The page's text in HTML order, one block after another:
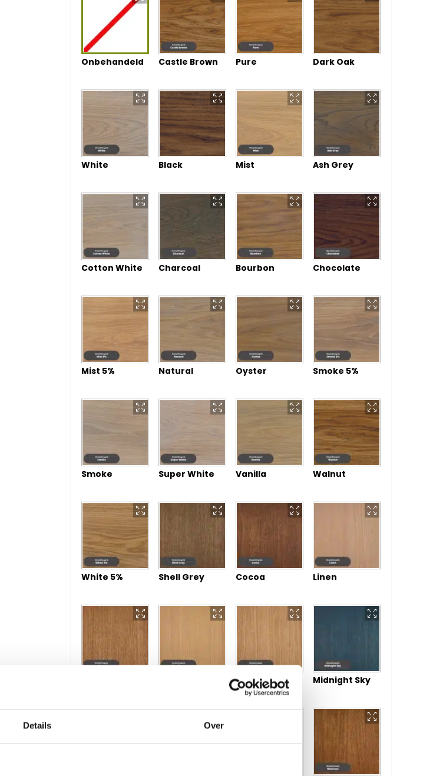
Details Over
Onbehandeld Castle Brown Pure Dark Oak
White Black Mist Ash Grey
Cotton White Charcoal Bourbon Chocolate
Mist 5% Natural Oyster Smoke 5%
Smoke Super White Vanilla Walnut
White 5% Shell Grey Cocoa Linen
Mocha Midnight Sky